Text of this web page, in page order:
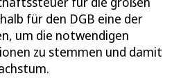
für den DGB eine der
um die notwendigen
zu stemmen und damit